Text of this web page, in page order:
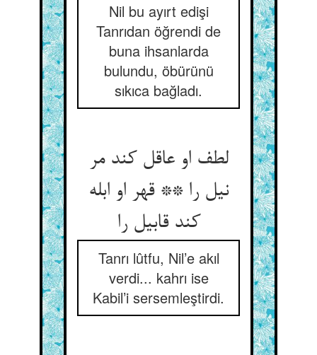
Nil bu ayırt edişi
Tanrıdan öğrendi de
buna ihsanlarda
bulundu, öbürünü
sıkıca bağladı.
لطف او عاقل کند مر
نیل را ** قهر او ابله
کند قابیل را
Tanrı lûtfu, Nil’e akıl
verdi... kahrı ise
Kabil’i sersemleştirdi.